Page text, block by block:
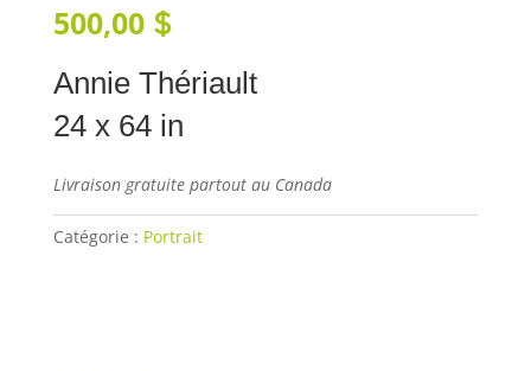
500,00 $
Annie Thériault
24 x 64 in
Livraison gratuite partout au Canada
Catégorie : Portrait